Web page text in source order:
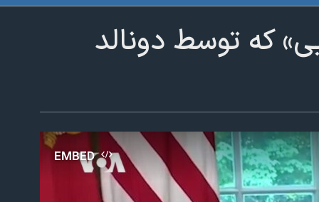
که توسط دونالد
EMBED